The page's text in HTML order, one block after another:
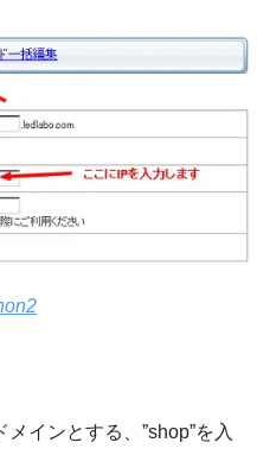
インとする、”shop”を入